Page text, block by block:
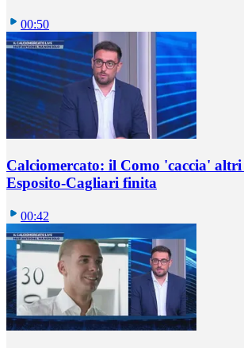
00:50
Calciomercato: il Como 'caccia'
Esposito-Cagliari finita
00:42